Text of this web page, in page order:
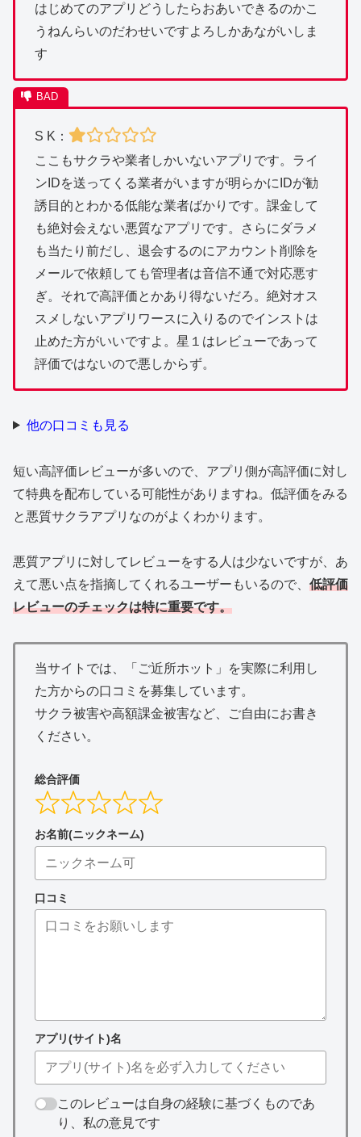
はじめてのアプリどうしたらおあいできるのかこ
うねんらいのだわせいですよろしかあながいしま
す
S K：
ここもサクラや業者しかいないアプリです。ライ
ンIDを送ってくる業者がいますが明らかにIDが勧
誘目的とわかる低能な業者ばかりです。課金して
も絶対会えない悪質なアプリです。さらにダラメ
も当たり前だし、退会するのにアカウント削除を
メールで依頼しても管理者は音信不通で対応悪す
ぎ。それで高評価とかあり得ないだろ。絶対オス
スメしないアプリワースに入りるのでインストは
止めた方がいいですよ。星１はレビューであって
評価ではないので悪しからず。
他の口コミも見る
短い高評価レビューが多いので、アプリ側が高評価に対し
て特典を配布している可能性がありますね。低評価をみる
と悪質サクラアプリなのがよくわかります。
悪質アプリに対してレビューをする人は少ないですが、あ
えて悪い点を指摘してくれるユーザーもいるので、 低評価
レビューのチェックは特に重要です。
当サイトでは、「ご近所ホット」を実際に利用し
た方からの口コミを募集しています。
サクラ被害や高額課金被害など、ご自由にお書き
ください。
総合評価
お名前(ニックネーム)
口コミ
アプリ(サイト)名
このレビューは自身の経験に基づくものであ
り、私の意見です